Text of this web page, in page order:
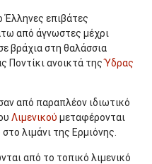
Έλληνες επιβάτες
από άγνωστες μέχρι
βράχια στη θαλάσσια
Ποντίκι ανοικτά τηςΎδρας
από παραπλέον ιδιωτικό
Λιμενικού μεταφέρονται
λιμάνι της Ερμιόνης.
από το τοπικό λιμενικό